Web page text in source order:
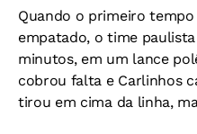
Quando o primeiro
empatado, o time
minutos, em um lance
cobrou falta e Carlinhos
tirou em cima da linha,